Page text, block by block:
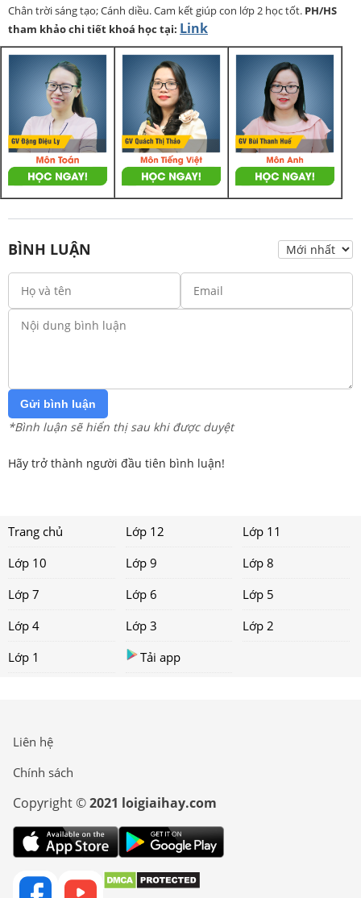
Chân trời sáng tạo; Cánh diều. Cam kết giúp con lớp 2 học tốt. PH/HS
tham khảo chi tiết khoá học tại: Link
BÌNH LUẬN
Gửi bình luận
*Bình luận sẽ hiển thị sau khi được duyệt
Hãy trở thành người đầu tiên bình luận!
Trang chủ Lớp 12
Lớp 11
Lớp 10
Lớp 9
Lớp 8
Lớp 7
Lớp 6
Lớp 5
Lớp 4
Lớp 3
Lớp 2
Lớp 1
Tải app
Liên hệ
Chính sách
Copyright ©2021 loigiaihay.com